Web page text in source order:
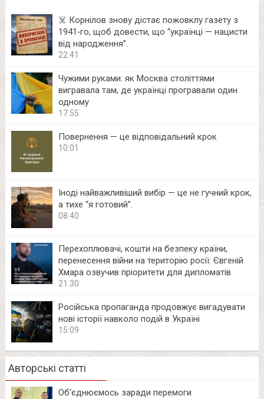
☠️ Корнілов знову дістає пожовклу газету з
1941‑го, щоб довести, що “українці — нацисти
від народження”.
22:41
Чужими руками: як Москва століттями
вигравала там, де українці програвали один
одному
17:55
Повернення — це відповідальний крок
10:01
Іноді найважливіший вибір — це не гучний крок,
а тихе “я готовий”.
08:40
Перехоплювачі, кошти на безпеку країни,
перенесення війни на територію росії: Євгеній
Хмара озвучив пріоритети для дипломатів
21:30
Російська пропаганда продовжує вигадувати
нові історії навколо подій в Україні
15:09
Авторські статті
Об‘єднюємось заради перемоги